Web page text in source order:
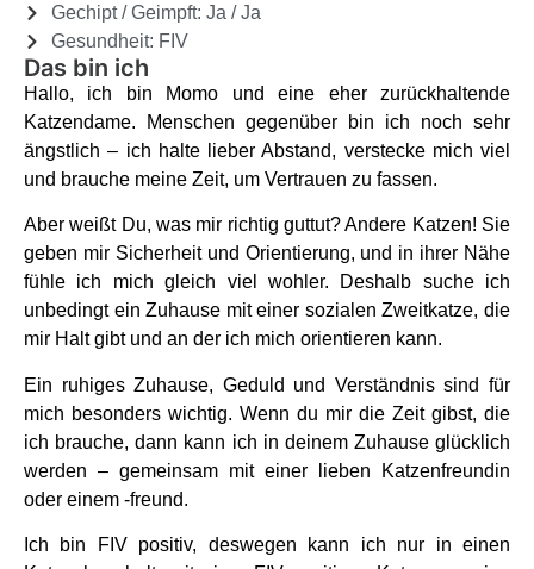
Gechipt / Geimpft: Ja / Ja
Gesundheit: FIV
Das bin ich
Hallo, ich bin Momo und eine eher zurückhaltende
Katzendame. Menschen gegenüber bin ich noch sehr
ängstlich – ich halte lieber Abstand, verstecke mich viel
und brauche meine Zeit, um Vertrauen zu fassen.
Aber weißt Du, was mir richtig guttut? Andere Katzen! Sie
geben mir Sicherheit und Orientierung, und in ihrer Nähe
fühle ich mich gleich viel wohler. Deshalb suche ich
unbedingt ein Zuhause mit einer sozialen Zweitkatze, die
mir Halt gibt und an der ich mich orientieren kann.
Ein ruhiges Zuhause, Geduld und Verständnis sind für
mich besonders wichtig. Wenn du mir die Zeit gibst, die
ich brauche, dann kann ich in deinem Zuhause glücklich
werden – gemeinsam mit einer lieben Katzenfreundin
oder einem -freund.
Ich bin FIV positiv, deswegen kann ich nur in einen